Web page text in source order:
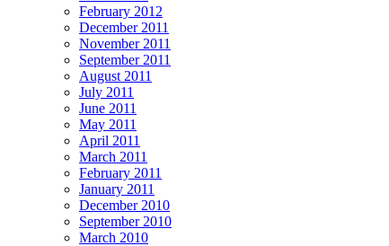
February 2012
December 2011
November 2011
September 2011
August 2011
July 2011
June 2011
May 2011
April 2011
March 2011
February 2011
January 2011
December 2010
September 2010
March 2010